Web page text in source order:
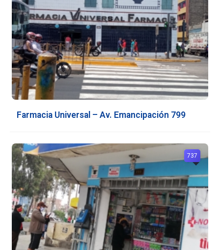
Farmacia Universal – Av. Emancipación 799
737